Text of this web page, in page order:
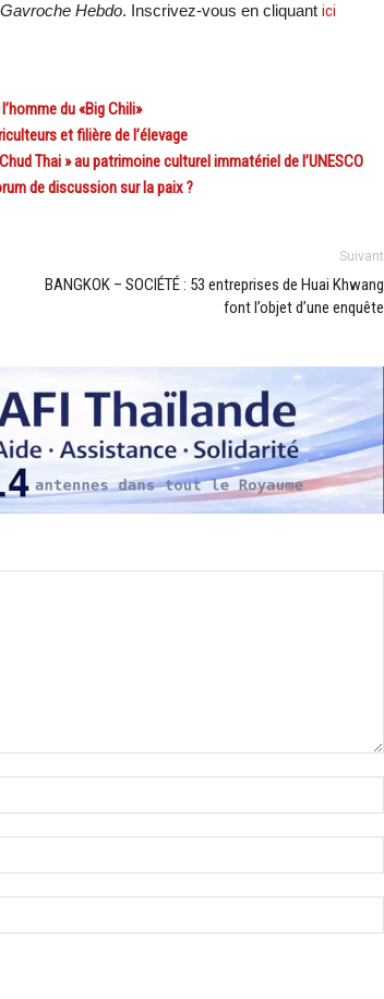
Gavroche Hebdo. Inscrivez-vous en cliquant ici
du «Big Chili»
et filière de l’élevage
Thai » au patrimoine culturel immatériel de l’UNESCO
de discussion sur la paix ?
Suivant
BANGKOK – SOCIÉTÉ : 53 entreprises de Huai Khwang
font l’objet d’une enquête